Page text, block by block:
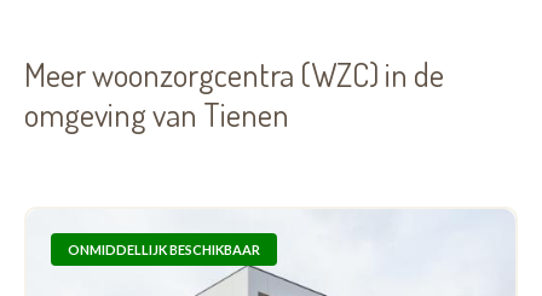
Meer woonzorgcentra (WZC) in de
omgeving van Tienen
ONMIDDELLIJK BESCHIKBAAR